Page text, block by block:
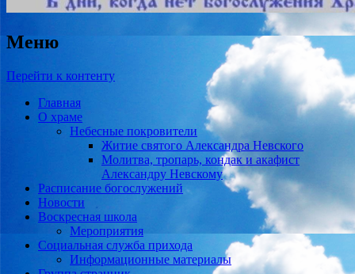
Меню
Перейти к контенту
Главная
О храме
Небесные покровители
Житие святого Александра Невского
Молитва, тропарь, кондак и акафист
Александру Невскому
Расписание богослужений
Новости
Воскресная школа
Мероприятия
Социальная служба прихода
Информационные материалы